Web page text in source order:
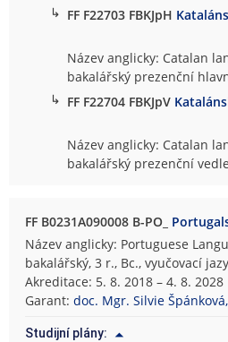
↳ FF F22703 FBKJpH
Název anglicky: Catalan
bakalářský prezenční
↳ FF F22704 FBKJpV
Název anglicky: Catalan
bakalářský prezenční
FF B0231A090008 B-PO_
Název anglicky: Portuguese
bakalářský, 3 r., Bc., vyučovací
Akreditace: 5. 8. 2018 – 4. 8. 2028
Garant:doc. Mgr. Silvie
Studijní plány: